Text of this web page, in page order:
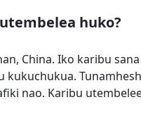
huko?
China. Iko karibu
kukuchukua.
nao. Karibu